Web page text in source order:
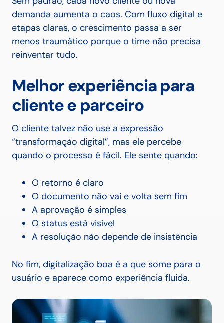
demanda aumenta o caos. Com fluxo digital e
etapas claras, o crescimento passa a ser
menos traumático porque o time não precisa
reinventar tudo.
Melhor experiência para
cliente e parceiro
O cliente talvez não use a expressão
“transformação digital”, mas ele percebe
quando o processo é fácil. Ele sente quando:
O retorno é claro
O documento não vai e volta sem fim
A aprovação é simples
O status está visível
A resolução não depende de insistência
No fim, digitalização boa é a que some para o
usuário e aparece como experiência fluida.